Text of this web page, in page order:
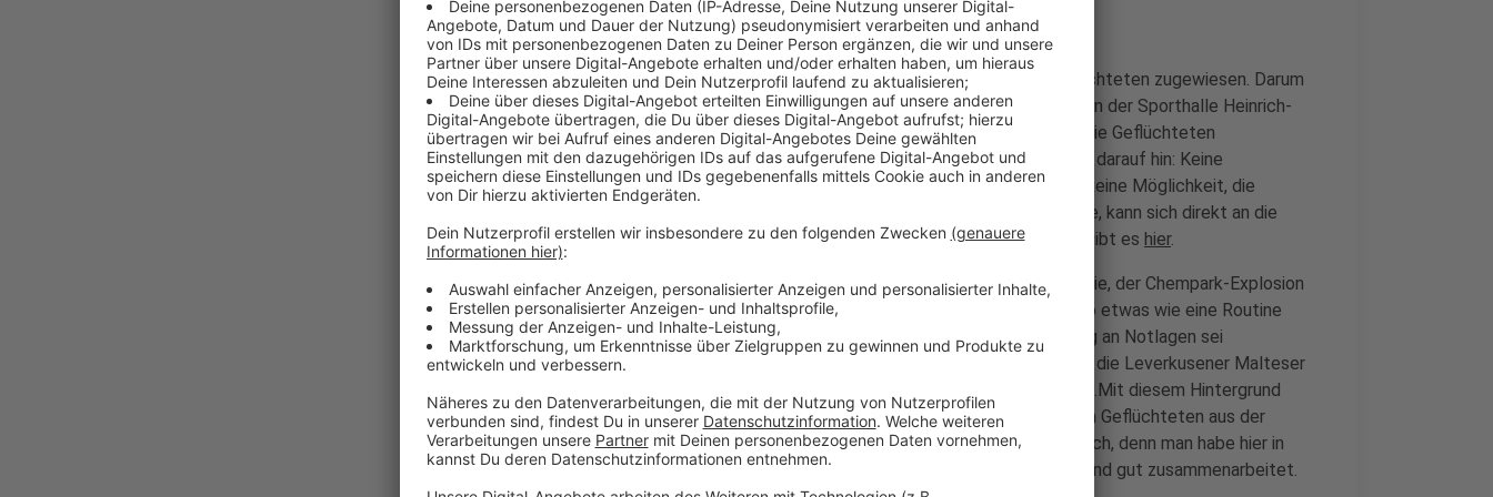
Der Grund: Das Land hat der Stadt kurzfristig die ersten 91 Geflüchteten zugewiesen. Darum
müssen die Malteser nun schnell handeln. Bis Donnerstrag sollen in der Sporthalle Heinrich-
Brüning-Straße Schauplätze und Verpflegungsmöglichkeiten für die Geflüchteten
bereitstehen. Die Malteser weisen auch noch einmal ausdrücklich darauf hin: Keine
Sachspenden bei der Turnhalle vorbeizubringen. Vor Ort gebe es keine Möglichkeit, die
Verteilung zu organisieren. Wer die Malteser unterstützen möchte, kann sich direkt an die
Stadt oder die Geschäftsstelle er Malteser wenden. Infos dazu gibt es hier.
Nach der sogenannten Flüchtlingskrise 2015, der Corona-Pandemie, der Chempark-Explosion
und der Flutkatastrophe im letzten Jahr habe man mittlerweile so etwas wie eine Routine
entwickelt, sagt Malteser-Leiter Tim Feister. Diese hohe Taktung an Notlagen sei
außergewöhnlich und ein extremer Knochenjob. Allein 2021 haben die Leverkusener Malteser
über 10.000 Stunden Ehrenamtsarbeit geleistet. Ein neuer Rekord.Mit diesem Hintergrund
begegne man nun den neuen Herausforderungen, die jetzt mit den Geflüchteten aus der
Ukraine auf unsere Stadt zukommen. Feister zeigt sich optimistisch, denn man habe hier in
Leverkusen ein Team, das sich mit Katastrophenlagen auskennt und gut zusammenarbeitet.